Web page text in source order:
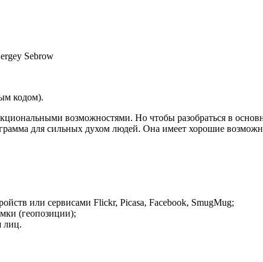
Sebrow
кодом).
возможностями. Но чтобы разобраться в
для сильных духом людей. Она имеет хорошие
или сервисами Flickr, Picasa, Facebook, SmugMug;
(геопозиции);
лиц.